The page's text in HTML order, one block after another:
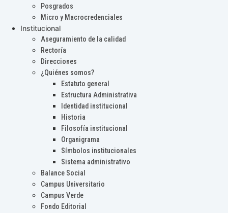
Posgrados
Micro y Macrocredenciales
Institucional
Aseguramiento de la calidad
Rectoría
Direcciones
¿Quiénes somos?
Estatuto general
Estructura Administrativa
Identidad institucional
Historia
Filosofía institucional
Organigrama
Símbolos institucionales
Sistema administrativo
Balance Social
Campus Universitario
Campus Verde
Fondo Editorial